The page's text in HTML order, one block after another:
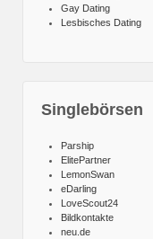
Gay Dating
Lesbisches Dating
Singlebörsen
Parship
ElitePartner
LemonSwan
eDarling
LoveScout24
Bildkontakte
neu.de